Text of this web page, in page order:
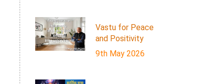
Vastu for Peace
and Positivity
9th May 2026